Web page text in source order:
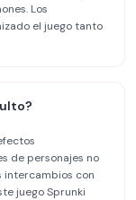
Los
el juego tanto
de personajes no
intercambios con
juego Sprunki